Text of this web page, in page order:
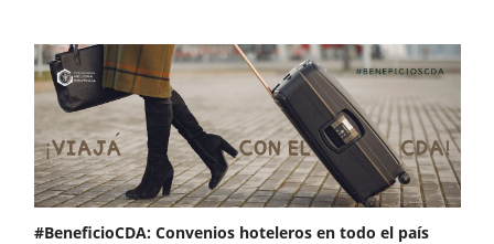
#BeneficioCDA: Convenios hoteleros en todo el país